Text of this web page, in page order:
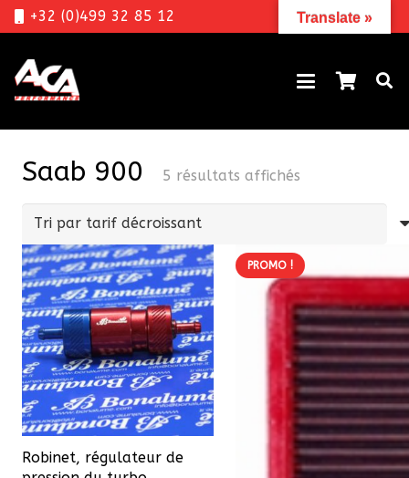
+32 (0)499 32 85 12
Saab 900 5 résultats affichés
par
décroissant
Robinet, régulateur de
PROMO !
Translate »